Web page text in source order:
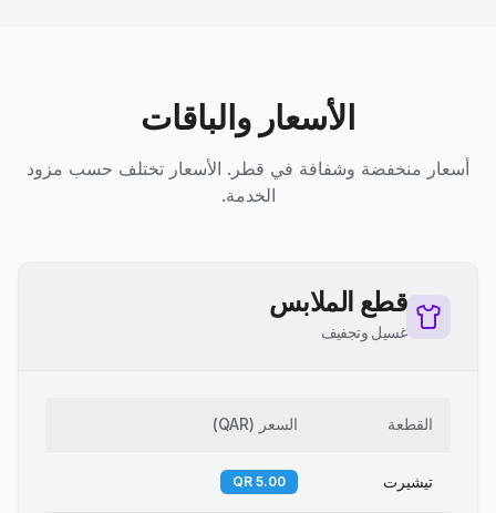
الأسعار والباقات
أسعار منخفضة وشفافة في قطر. الأسعار تختلف حسب مزود
الخدمة.
قطع الملابس
غسيل وتجفيف
القطعة السعر (
QAR
)
تيشيرت 5.00 QR